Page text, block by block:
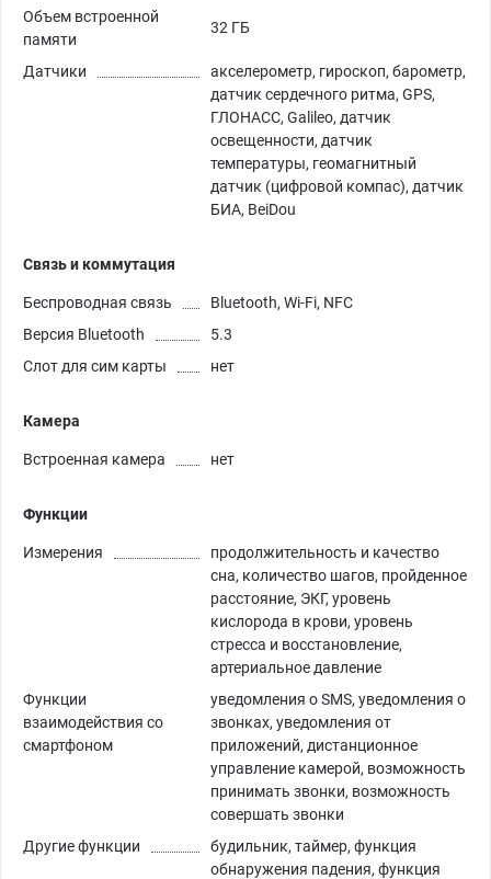
Объем встроенной
памяти
32 ГБ
Датчики
акселерометр, гироскоп, барометр,
датчик сердечного ритма, GPS,
ГЛОНАСС, Galileo, датчик
освещенности, датчик
температуры, геомагнитный
датчик (цифровой компас), датчик
БИА, BeiDou
Связь и коммутация
Беспроводная связь
Bluetooth, Wi-Fi, NFC
Версия Bluetooth
5.3
Слот для сим карты
нет
Камера
Встроенная камера нет
Функции
Измерения
продолжительность и качество
сна, количество шагов, пройденное
расстояние, ЭКГ, уровень
кислорода в крови, уровень
стресса и восстановление,
артериальное давление
Функции
взаимодействия со
смартфоном
уведомления о SMS, уведомления о
звонках, уведомления от
приложений, дистанционное
управление камерой, возможность
принимать звонки, возможность
совершать звонки
Другие функции
будильник, таймер, функция
обнаружения падения, функция